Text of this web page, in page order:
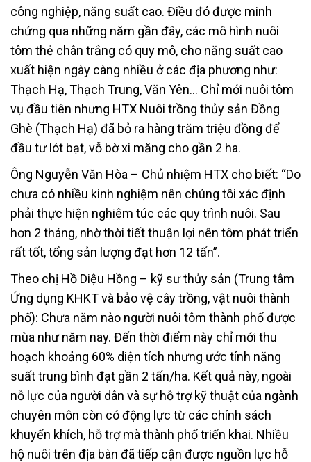
công nghiệp, năng suất cao. Điều đó được minh
chứng qua những năm gần đây, các mô hình nuôi
tôm thẻ chân trắng có quy mô, cho năng suất cao
xuất hiện ngày càng nhiều ở các địa phương như:
Thạch Hạ, Thạch Trung, Văn Yên… Chỉ mới nuôi tôm
vụ đầu tiên nhưng HTX Nuôi trồng thủy sản Đồng
Ghè (Thạch Hạ) đã bỏ ra hàng trăm triệu đồng để
đầu tư lót bạt, vỗ bờ xi măng cho gần 2 ha.
Ông Nguyễn Văn Hòa – Chủ nhiệm HTX cho biết: “Do
chưa có nhiều kinh nghiệm nên chúng tôi xác định
phải thực hiện nghiêm túc các quy trình nuôi. Sau
hơn 2 tháng, nhờ thời tiết thuận lợi nên tôm phát triển
rất tốt, tổng sản lượng đạt hơn 12 tấn”.
Theo chị Hồ Diệu Hồng – kỹ sư thủy sản (Trung tâm
Ứng dụng KHKT và bảo vệ cây trồng, vật nuôi thành
phố): Chưa năm nào người nuôi tôm thành phố được
mùa như năm nay. Đến thời điểm này chỉ mới thu
hoạch khoảng 60% diện tích nhưng ước tính năng
suất trung bình đạt gần 2 tấn/ha. Kết quả này, ngoài
nỗ lực của người dân và sự hỗ trợ kỹ thuật của ngành
chuyên môn còn có động lực từ các chính sách
khuyến khích, hỗ trợ mà thành phố triển khai. Nhiều
hộ nuôi trên địa bàn đã tiếp cận được nguồn lực hỗ